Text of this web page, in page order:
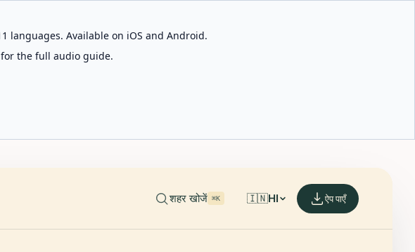
languages. Available on iOS and Android.
the full audio guide.
शहर खोजें ⌘K 🇮🇳HI ऐप पाएँ